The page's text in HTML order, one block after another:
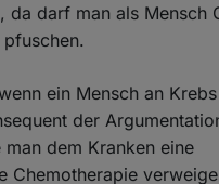
da darf man als Mensch
ein Mensch an
der
dem Kranken eine
Chemotherapie